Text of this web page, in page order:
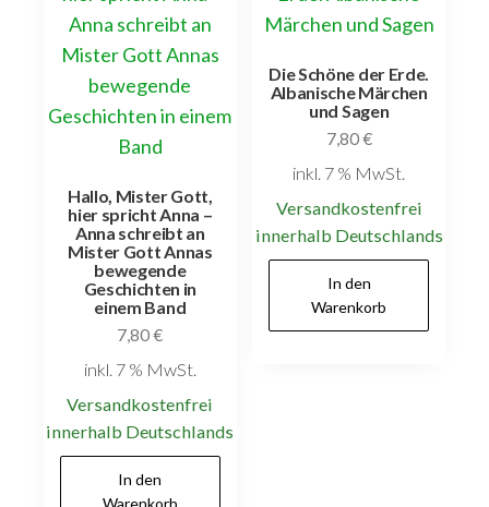
Hallo, Mister Gott,
hier spricht Anna –
Anna schreibt an
Mister Gott Annas
bewegende
Geschichten in
einem Band
7,80€
inkl. 7 % MwSt.
Versandkostenfrei
innerhalb Deutschlands
In den
Die Schöne der Erde.
Albanische Märchen
und Sagen
7,80€
inkl. 7 % MwSt.
Versandkostenfrei
innerhalb Deutschlands
In den
Warenkorb